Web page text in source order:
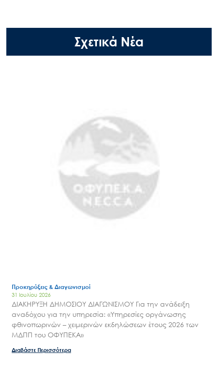
Σχετικά Νέα
Προκηρύξεις & Διαγωνισμοί
31 Ιουλίου 2026
ΔΙΑΚΗΡΥΞΗ ΔΗΜΟΣΙΟΥ ΔΙΑΓΩΝΙΣΜΟΥ Για την ανάδειξη
αναδόχου για την υπηρεσία: «Υπηρεσίες οργάνωσης
φθινοπωρινών – χειμερινών εκδηλώσεων έτους 2026 των
ΜΔΠΠ του ΟΦΥΠΕΚΑ»
Διαβάστε Περισσότερα